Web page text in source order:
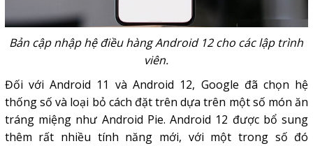
Bản cập nhập hệ điều hàng Android 12 cho các lập trình
viên.
Đối với Android 11 và Android 12, Google đã chọn hệ
thống số và loại bỏ cách đặt trên dựa trên một số món ăn
tráng miệng như Android Pie. Android 12 được bổ sung
thêm rất nhiều tính năng mới, với một trong số đó